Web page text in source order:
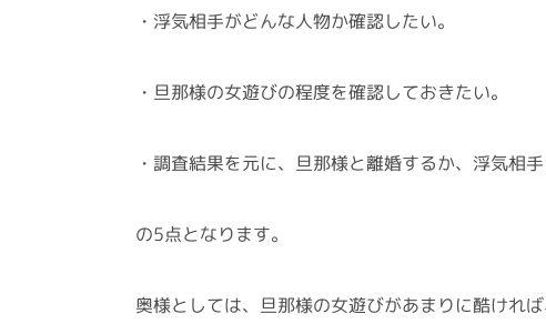
・浮気相手がどんな人物か確認したい。
・旦那様の女遊びの程度を確認しておきたい。
・調査結果を元に、旦那様と離婚するか、浮気相
の5点となります。
奥様としては、旦那様の女遊びがあまりに酷けれ